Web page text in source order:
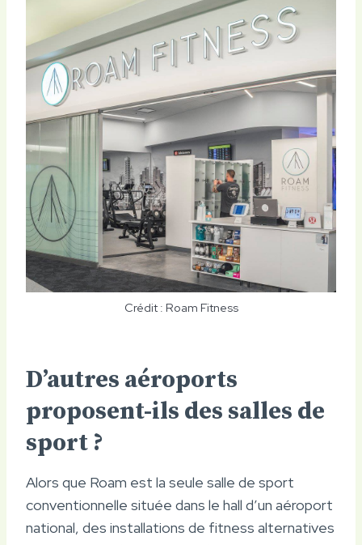
Crédit : Roam Fitness
D’autres aéroports
proposent-ils des salles de
sport ?
Alors que Roam est la seule salle de sport
conventionnelle située dans le hall d’un aéroport
national, des installations de fitness alternatives